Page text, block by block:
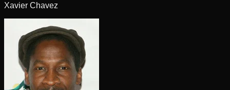
Xavier Chavez